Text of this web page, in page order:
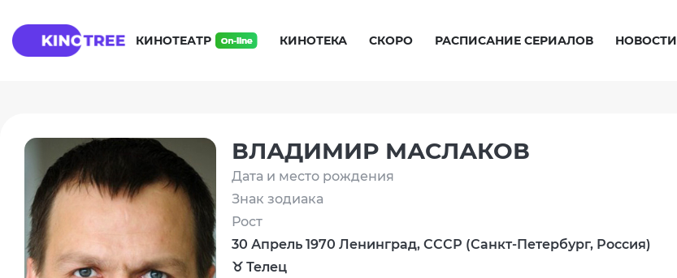
КИНОТЕАТР КИНОТЕКА СКОРО РАСПИСАНИЕ СЕРИАЛОВ НОВОСТИ
ВЛАДИМИР МАСЛАКОВ
Дата и место рождения
Знак зодиака
Рост
30 Апрель 1970 Ленинград, СССР (Санкт-Петербург, Россия)
♉ Телец